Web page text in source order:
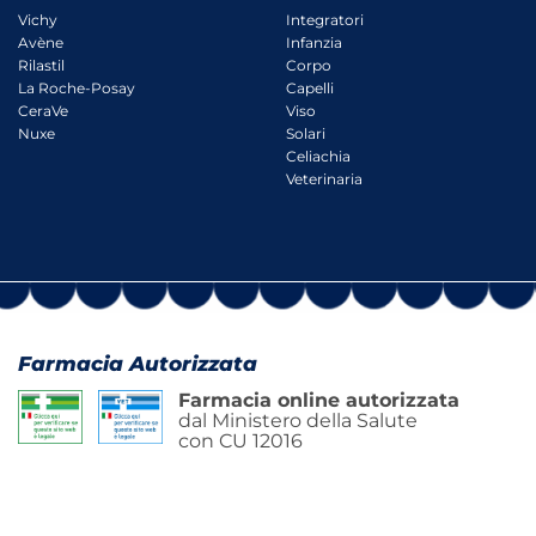
Vichy
Avène
Rilastil
La Roche-Posay
CeraVe
Nuxe
Integratori
Infanzia
Corpo
Capelli
Viso
Solari
Celiachia
Veterinaria
Farmacia Autorizzata
Farmacia online autorizzata
dal Ministero della Salute
con CU 12016